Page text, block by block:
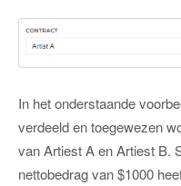
In het onderstaande
verdeeld en toegewezen
van Artiest A en Artiest B.
nettobedrag van $1000